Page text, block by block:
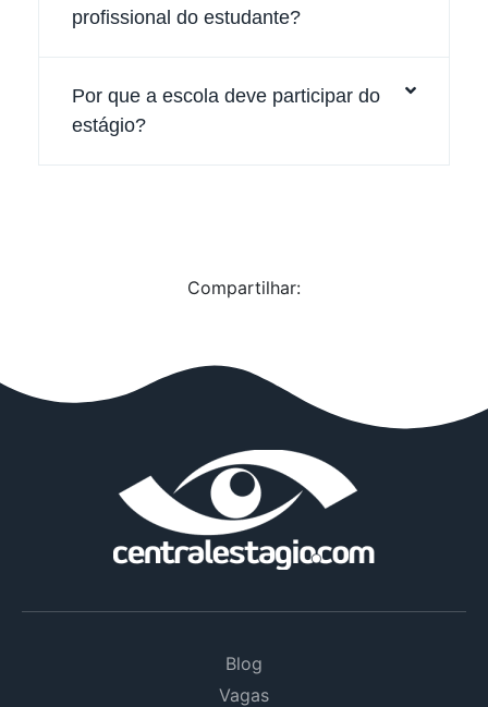
profissional do estudante?
Por que a escola deve participar do
estágio?
Compartilhar:
Blog
Vagas